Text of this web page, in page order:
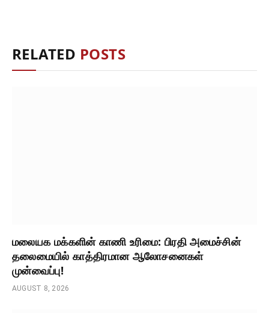
RELATED POSTS
மலையக மக்களின் காணி உரிமை: பிரதி அமைச்சின்
தலைமையில் காத்திரமான ஆலோசனைகள்
முன்வைப்பு!
AUGUST 8, 2026